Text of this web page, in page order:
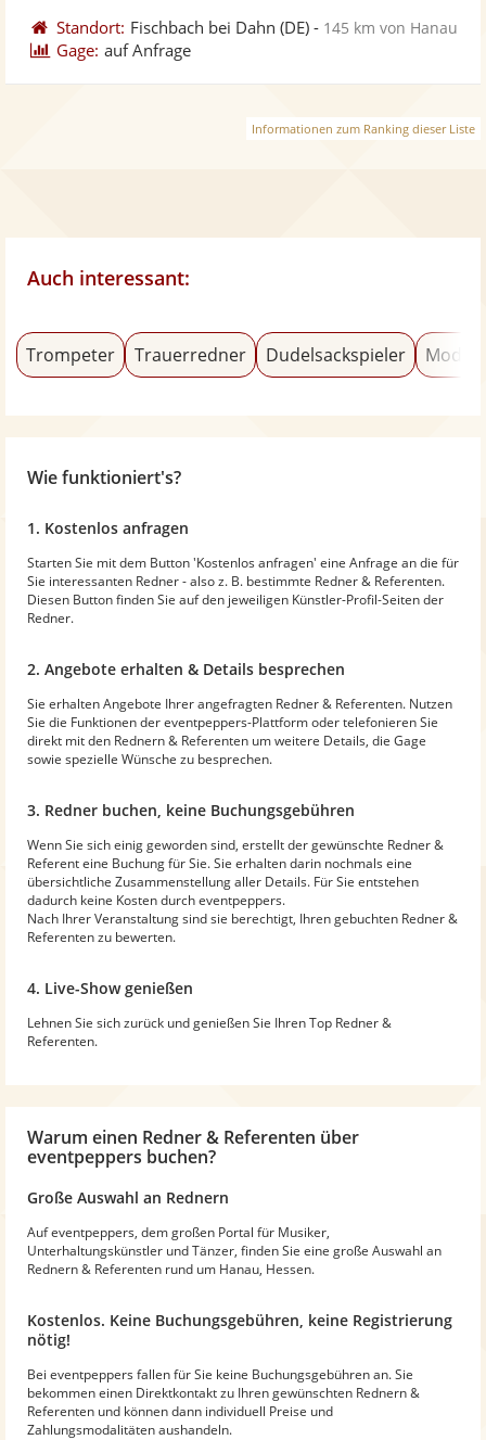
Standort: Fischbach bei Dahn (DE) - 145 km von Hanau
Gage: auf Anfrage
Informationen zum Ranking dieser Liste
Auch interessant:
Trompeter Trauerredner Dudelsackspieler
Wie funktioniert's?
1. Kostenlos anfragen
Starten Sie mit dem Button 'Kostenlos anfragen' eine Anfrage an die für
Sie interessanten Redner - also z. B. bestimmte Redner & Referenten.
Diesen Button finden Sie auf den jeweiligen Künstler-Profil-Seiten der
Redner.
2. Angebote erhalten & Details besprechen
Sie erhalten Angebote Ihrer angefragten Redner & Referenten. Nutzen
Sie die Funktionen der eventpeppers-Plattform oder telefonieren Sie
direkt mit den Rednern & Referenten um weitere Details, die Gage
sowie spezielle Wünsche zu besprechen.
3. Redner buchen, keine Buchungsgebühren
Wenn Sie sich einig geworden sind, erstellt der gewünschte Redner &
Referent eine Buchung für Sie. Sie erhalten darin nochmals eine
übersichtliche Zusammenstellung aller Details. Für Sie entstehen
dadurch keine Kosten durch eventpeppers.
Nach Ihrer Veranstaltung sind sie berechtigt, Ihren gebuchten Redner &
Referenten zu bewerten.
4. Live-Show genießen
Lehnen Sie sich zurück und genießen Sie Ihren Top Redner &
Referenten.
Warum einen Redner & Referenten über
eventpeppers buchen?
Große Auswahl an Rednern
Auf eventpeppers, dem großen Portal für Musiker,
Unterhaltungskünstler und Tänzer, finden Sie eine große Auswahl an
Rednern & Referenten rund um Hanau, Hessen.
Kostenlos. Keine Buchungsgebühren, keine Registrierung
nötig!
Bei eventpeppers fallen für Sie keine Buchungsgebühren an. Sie
bekommen einen Direktkontakt zu Ihren gewünschten Rednern &
Referenten und können dann individuell Preise und
Zahlungsmodalitäten aushandeln.